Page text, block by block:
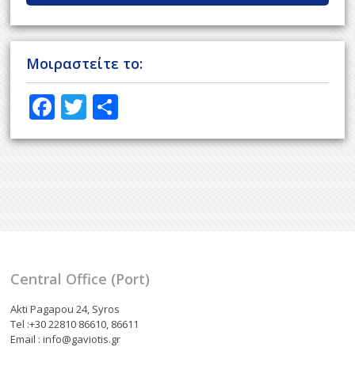
Μοιραστείτε το:
F
ac
e
o
T
w
itt
h
ar
Central Office (Port)
Akti Pagapou 24, Syros
Tel :+30 22810 86610, 86611
Email : info@gaviotis.gr